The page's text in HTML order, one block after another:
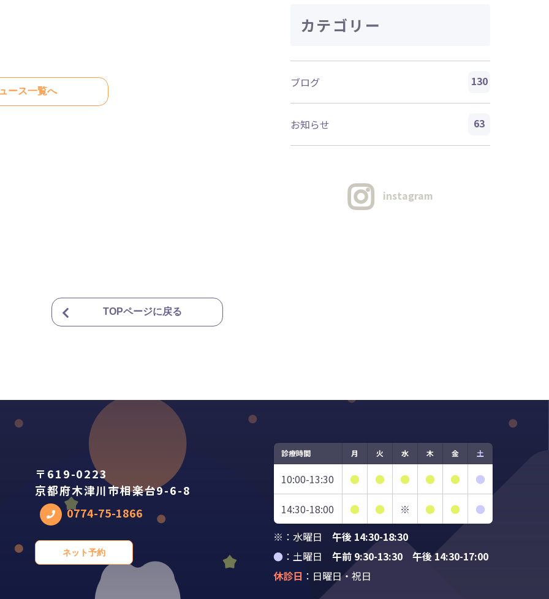
ース一覧へ
カテゴリー
ブログ 130
お知らせ 63
instagram
TOPページに戻る
〒619-0223
京都府木津川市相楽台9-6-8
0774-75-1866
ネット予約
診療時間 月 火 水 木 金 土
10:00-13:30 ● ● ● ● ● ●
14:30-18:00 ● ● ※ ● ●
●
※：水曜日 午後 14:30-18:30
●：土曜日 午前 9:30-13:30 午後 14:30-17:00
休診日 ：日曜日・祝日